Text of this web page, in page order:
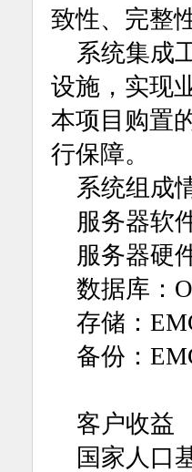
致性、完整
系统集成
设施，实现
本项目购置
行保障。
系统组成
服务器软
服务器硬
数据库：
存储：
备份：
客户收益
国家人口